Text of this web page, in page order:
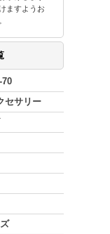
ますようお
70
セサリー